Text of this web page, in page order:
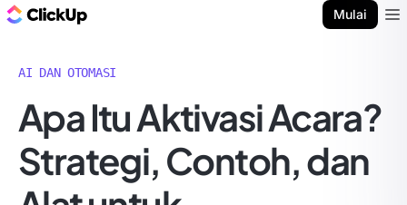
Mulai
AI DAN OTOMASI
Apa Itu Aktivasi Acara?
Strategi, Contoh, dan